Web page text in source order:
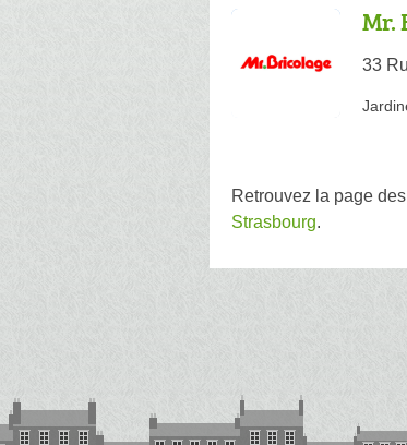
Mr.
33
Retrouvez la page
Strasbourg.